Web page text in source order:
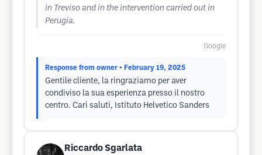
in Treviso and in the intervention carried out in
Perugia.
Google
Response from owner • February 19, 2025
Gentile cliente, la ringraziamo per aver
condiviso la sua esperienza presso il nostro
centro. Cari saluti, Istituto Helvetico Sanders
Riccardo Sgarlata